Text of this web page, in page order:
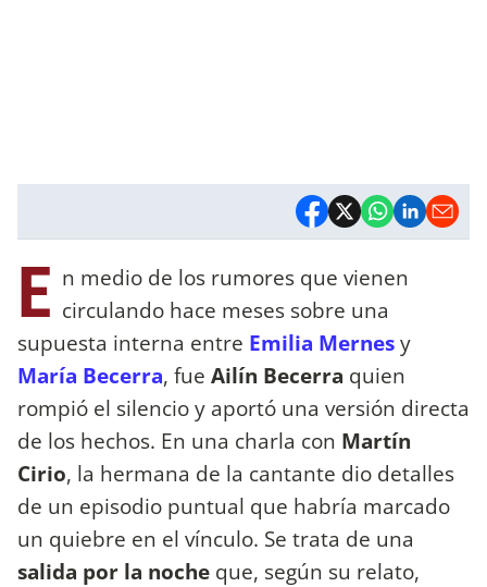
E n medio de los rumores que vienen
circulando hace meses sobre una
supuesta interna entre Emilia Mernesy
María Becerra, fue Ailín Becerra quien
rompió el silencio y aportó una versión directa
de los hechos. En una charla con Martín
Cirio, la hermana de la cantante dio detalles
de un episodio puntual que habría marcado
un quiebre en el vínculo. Se trata de una
salida por la noche que, según su relato,